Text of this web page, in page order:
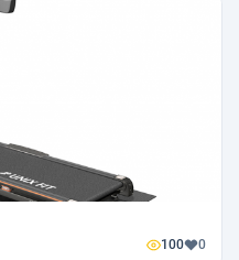
100 0